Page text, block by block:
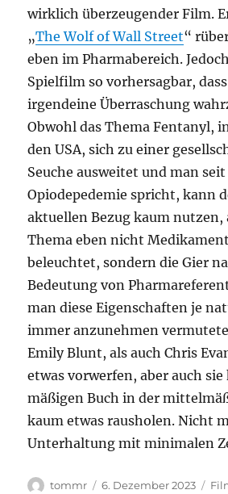
wirklich überzeugender Film.
„The Wolf of Wall Street“
eben im Pharmabereich.
Spielfilm so vorhersagbar,
irgendeine Überraschung
Obwohl das Thema Fentanyl,
den USA, sich zu einer
Seuche ausweitet und man
Opiodepedemie spricht, kann
aktuellen Bezug kaum nutzen,
Thema eben nicht
beleuchtet, sondern die Gier
Bedeutung von
man diese Eigenschaften je
immer anzunehmen
Emily Blunt, als auch Chris
etwas vorwerfen, aber auch
mäßigen Buch in der
kaum etwas rausholen. Nicht
Unterhaltung mit minimalen
Autor
tommr
Veröffentlicht
6. Dezember 2023